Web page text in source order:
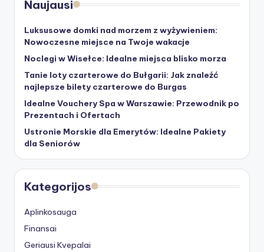
Naujausi
Luksusowe domki nad morzem z wyżywieniem:
Nowoczesne miejsce na Twoje wakacje
Noclegi w Wisełce: Idealne miejsca blisko morza
Tanie loty czarterowe do Bułgarii: Jak znaleźć
najlepsze bilety czarterowe do Burgas
Idealne Vouchery Spa w Warszawie: Przewodnik po
Prezentach i Ofertach
Ustronie Morskie dla Emerytów: Idealne Pakiety
dla Seniorów
Kategorijos
Aplinkosauga
Finansai
Geriausi Kvepalai